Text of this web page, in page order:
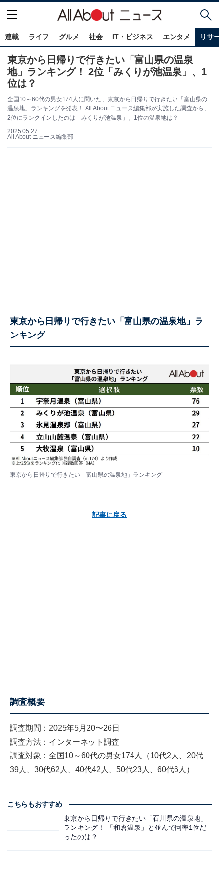
連載 ライフ グルメ 社会 IT・ビジネス エンタメ リサ
東京から日帰りで行きたい「富山県の温泉
地」ランキング！ 2位「みくりが池温泉」、1
位は？
全国10～60代の男女174人に聞いた、東京から日帰りで行きたい「富山県の
温泉地」ランキングを発表！ All About ニュース編集部が実施した調査から、
2位にランクインしたのは「みくりが池温泉」。1位の温泉地は？
2025.05.27
All About ニュース編集部
東京から日帰りで行きたい「富山県の温泉地」ラ
ンキング
東京から日帰りで行きたい「富山県の温泉地」ランキング
記事に戻る
調査概要
調査期間：2025年5月20〜26日
調査方法：インターネット調査
調査対象：全国10～60代の男女174人（10代2人、20代
39人、30代62人、40代42人、50代23人、60代6人）
こちらもおすすめ
東京から日帰りで行きたい「石川県の温泉地」
ランキング！ 「和倉温泉」と並んで同率1位だ
ったのは？